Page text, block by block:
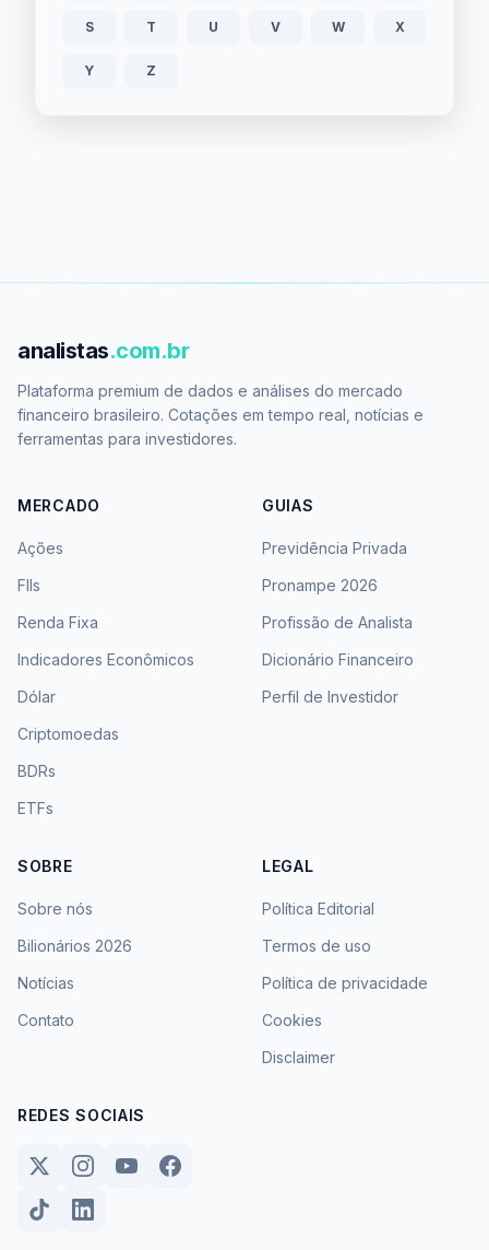
S T U V W X
Y Z
analistas.com.br
Plataforma premium de dados e análises do mercado
financeiro brasileiro. Cotações em tempo real, notícias e
ferramentas para investidores.
MERCADO
Ações
FIIs
Renda Fixa
Indicadores Econômicos
Dólar
Criptomoedas
BDRs
ETFs
GUIAS
Previdência Privada
Pronampe 2026
Profissão de Analista
Dicionário Financeiro
Perfil de Investidor
SOBRE
Sobre nós
Bilionários 2026
Notícias
Contato
LEGAL
Política Editorial
Termos de uso
Política de privacidade
Cookies
Disclaimer
REDES SOCIAIS